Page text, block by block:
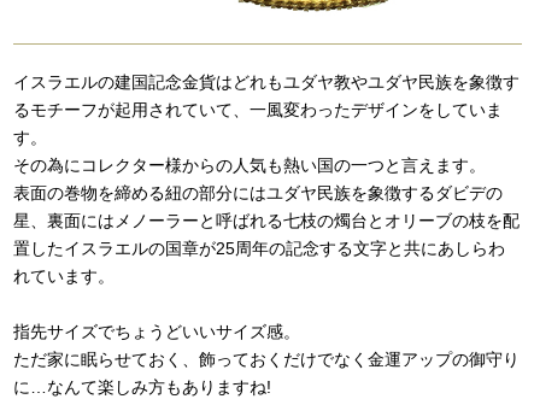
イスラエルの建国記念金貨はどれもユダヤ教やユダヤ民族を象徴す
るモチーフが起用されていて、一風変わったデザインをしていま
す。
その為にコレクター様からの人気も熱い国の一つと言えます。
表面の巻物を締める紐の部分にはユダヤ民族を象徴するダビデの
星、裏面にはメノーラーと呼ばれる七枝の燭台とオリーブの枝を配
置したイスラエルの国章が25周年の記念する文字と共にあしらわ
れています。
指先サイズでちょうどいいサイズ感。
ただ家に眠らせておく、飾っておくだけでなく金運アップの御守り
に…なんて楽しみ方もありますね!